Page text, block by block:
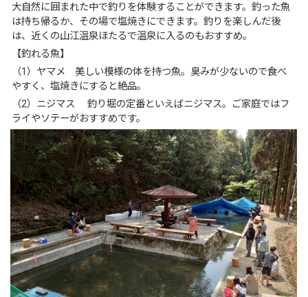
大自然に囲まれた中で釣りを体験することができます。釣った魚
は持ち帰るか、その場で塩焼きにできます。釣りを楽しんだ後
は、近くの山江温泉ほたるで温泉に入るのもおすすめ。
【釣れる魚】
（1）ヤマメ 美しい模様の体を持つ魚。臭みが少ないので食べ
やすく、塩焼きにすると絶品。
（2）ニジマス 釣り堀の定番といえばニジマス。ご家庭ではフ
ライやソテーがおすすめです。